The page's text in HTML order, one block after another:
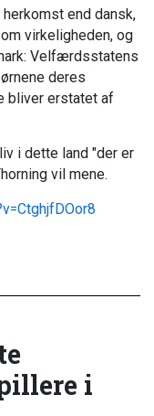
end dansk,
virkeligheden, og
Velfærdsstatens
deres
bliver erstatet af
i dette land "der er
vil mene.
i